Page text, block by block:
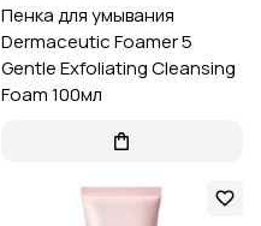
Пенка для умывания
Dermaceutic Foamer 5
Gentle Exfoliating Cleansing
Foam 100мл